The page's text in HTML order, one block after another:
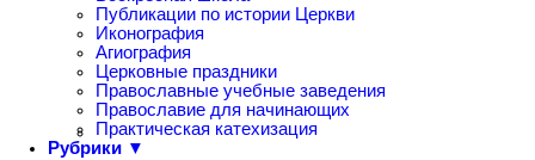
Публикации по истории Церкви
Иконография
Агиография
Церковные праздники
Православные учебные заведения
Православие для начинающих
Практическая катехизация
Рубрики ▼